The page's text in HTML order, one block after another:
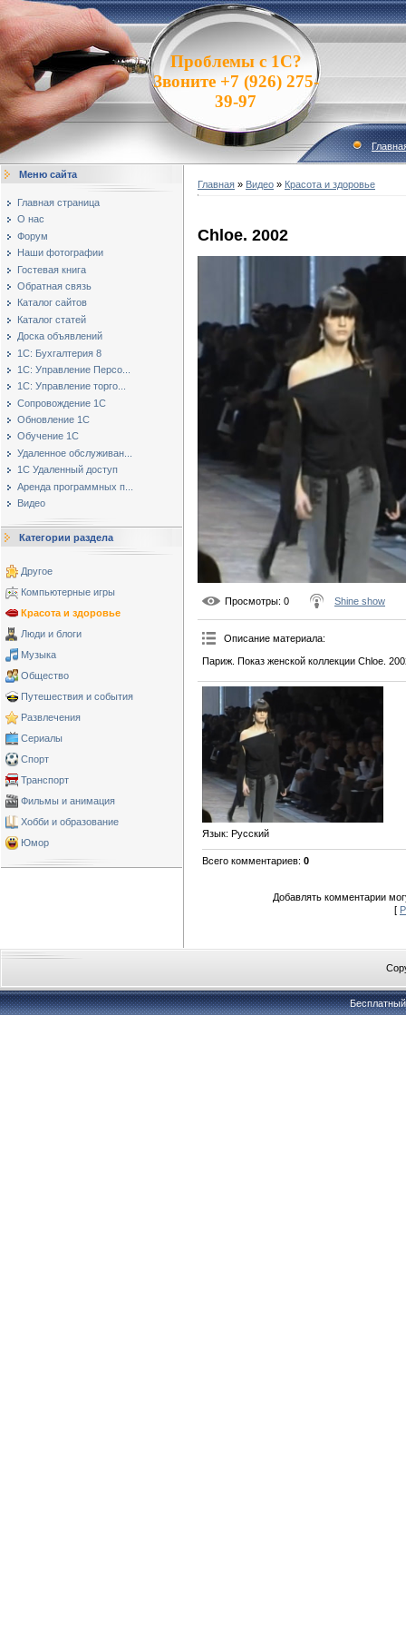
Проблемы с 1С?
Звоните +7 (926) 275-
39-97
Меню сайта
Главная страница
О нас
Форум
Наши фотографии
Гостевая книга
Обратная связь
Каталог сайтов
Каталог статей
Доска объявлений
1С: Бухгалтерия 8
1С: Управление Персо...
1С: Управление торго...
Сопровождение 1С
Обновление 1С
Обучение 1С
Удаленное обслуживан...
1С Удаленный доступ
Аренда программных п...
Видео
Категории раздела
Другое
Компьютерные игры
Красота и здоровье
Люди и блоги
Музыка
Общество
Путешествия и события
Развлечения
Сериалы
Спорт
Транспорт
Фильмы и анимация
Хобби и образование
Юмор
Главная » Видео » Красота и здоровье
Chloe. 2002
Просмотры: 0 Shine show
Описание материала:
Париж. Показ женской коллекции Chloe.
Язык: Русский
Всего комментариев: 0
Добавлять комментарии
[